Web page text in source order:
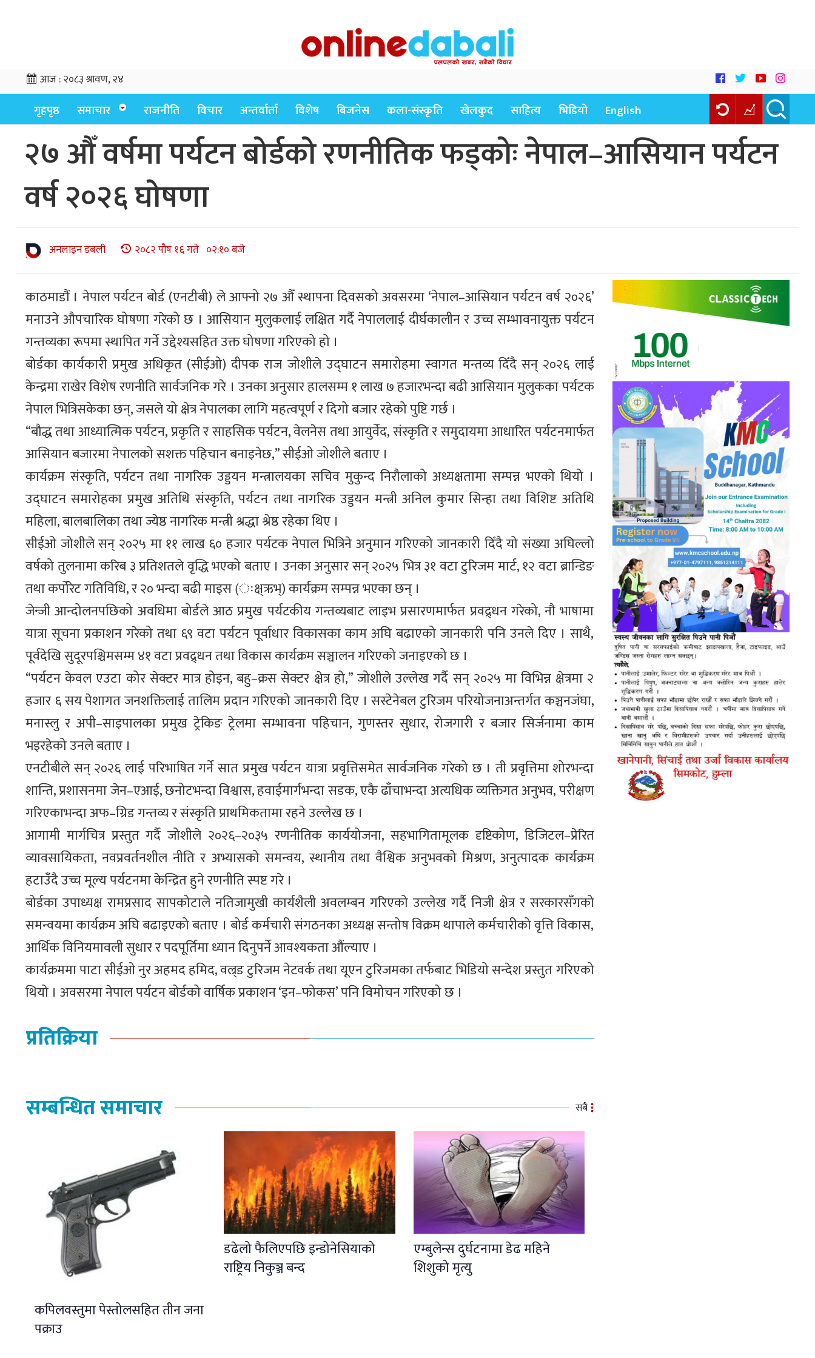
आज :२०८३ श्रावण, २४
गृहपृष्ठ समाचार राजनीति विचार अन्तर्वार्ता विशेष बिजनेस कला-संस्कृति खेलकुद साहित्य भिडियो English
२७ औँ वर्षमा पर्यटन बोर्डको रणनीतिक फड्कोः नेपाल–आसियान पर्यटन
वर्ष २०२६ घोषणा
अनलाइन डबली २०८२ पौष १६ गते ०२:१० बजे
काठमाडौं । नेपाल पर्यटन बोर्ड (एनटीबी) ले आफ्नो २७ औँ स्थापना दिवसको अवसरमा ‘नेपाल–आसियान पर्यटन वर्ष २०२६’
मनाउने औपचारिक घोषणा गरेको छ । आसियान मुलुकलाई लक्षित गर्दै नेपाललाई दीर्घकालीन र उच्च सम्भावनायुक्त पर्यटन
गन्तव्यका रूपमा स्थापित गर्ने उद्देश्यसहित उक्त घोषणा गरिएको हो ।
बोर्डका कार्यकारी प्रमुख अधिकृत (सीईओ) दीपक राज जोशीले उद्घाटन समारोहमा स्वागत मन्तव्य दिँदै सन् २०२६ लाई
केन्द्रमा राखेर विशेष रणनीति सार्वजनिक गरे । उनका अनुसार हालसम्म १ लाख ७ हजारभन्दा बढी आसियान मुलुकका पर्यटक
नेपाल भित्रिसकेका छन्, जसले यो क्षेत्र नेपालका लागि महत्वपूर्ण र दिगो बजार रहेको पुष्टि गर्छ ।
“बौद्ध तथा आध्यात्मिक पर्यटन, प्रकृति र साहसिक पर्यटन, वेलनेस तथा आयुर्वेद, संस्कृति र समुदायमा आधारित पर्यटनमार्फत
आसियान बजारमा नेपालको सशक्त पहिचान बनाइनेछ,” सीईओ जोशीले बताए ।
कार्यक्रम संस्कृति, पर्यटन तथा नागरिक उड्डयन मन्त्रालयका सचिव मुकुन्द निरौलाको अध्यक्षतामा सम्पन्न भएको थियो ।
उद्घाटन समारोहका प्रमुख अतिथि संस्कृति, पर्यटन तथा नागरिक उड्डयन मन्त्री अनिल कुमार सिन्हा तथा विशिष्ट अतिथि
महिला, बालबालिका तथा ज्येष्ठ नागरिक मन्त्री श्रद्धा श्रेष्ठ रहेका थिए ।
सीईओ जोशीले सन् २०२५ मा ११ लाख ६० हजार पर्यटक नेपाल भित्रिने अनुमान गरिएको जानकारी दिँदै यो संख्या अघिल्लो
वर्षको तुलनामा करिब ३ प्रतिशतले वृद्धि भएको बताए । उनका अनुसार सन् २०२५ भित्र ३१ वटा टुरिजम मार्ट, १२ वटा ब्रान्डिङ
तथा कर्पोरेट गतिविधि, र २० भन्दा बढी माइस (ःक्ष्ऋभ्) कार्यक्रम सम्पन्न भएका छन् ।
जेन्जी आन्दोलनपछिको अवधिमा बोर्डले आठ प्रमुख पर्यटकीय गन्तव्यबाट लाइभ प्रसारणमार्फत प्रवद्र्धन गरेको, नौ भाषामा
यात्रा सूचना प्रकाशन गरेको तथा ६९ वटा पर्यटन पूर्वाधार विकासका काम अघि बढाएको जानकारी पनि उनले दिए । साथै,
पूर्वदेखि सुदूरपश्चिमसम्म ४१ वटा प्रवद्र्धन तथा विकास कार्यक्रम सञ्चालन गरिएको जनाइएको छ ।
“पर्यटन केवल एउटा कोर सेक्टर मात्र होइन, बहु–क्रस सेक्टर क्षेत्र हो,” जोशीले उल्लेख गर्दै सन् २०२५ मा विभिन्न क्षेत्रमा २
हजार ६ सय पेशागत जनशक्तिलाई तालिम प्रदान गरिएको जानकारी दिए । सस्टेनेबल टुरिजम परियोजनाअन्तर्गत कञ्चनजंघा,
मनास्लु र अपी–साइपालका प्रमुख ट्रेकिङ ट्रेलमा सम्भावना पहिचान, गुणस्तर सुधार, रोजगारी र बजार सिर्जनामा काम
भइरहेको उनले बताए ।
एनटीबीले सन् २०२६ लाई परिभाषित गर्ने सात प्रमुख पर्यटन यात्रा प्रवृत्तिसमेत सार्वजनिक गरेको छ । ती प्रवृत्तिमा शोरभन्दा
शान्ति, प्रशासनमा जेन–एआई, छनोटभन्दा विश्वास, हवाईमार्गभन्दा सडक, एकै ढाँचाभन्दा अत्यधिक व्यक्तिगत अनुभव, परीक्षण
गरिएकाभन्दा अफ–ग्रिड गन्तव्य र संस्कृति प्राथमिकतामा रहने उल्लेख छ ।
आगामी मार्गचित्र प्रस्तुत गर्दै जोशीले २०२६–२०३५ रणनीतिक कार्ययोजना, सहभागितामूलक दृष्टिकोण, डिजिटल–प्रेरित
व्यावसायिकता, नवप्रवर्तनशील नीति र अभ्यासको समन्वय, स्थानीय तथा वैश्विक अनुभवको मिश्रण, अनुत्पादक कार्यक्रम
हटाउँदै उच्च मूल्य पर्यटनमा केन्द्रित हुने रणनीति स्पष्ट गरे ।
बोर्डका उपाध्यक्ष रामप्रसाद सापकोटाले नतिजामुखी कार्यशैली अवलम्बन गरिएको उल्लेख गर्दै निजी क्षेत्र र सरकारसँगको
समन्वयमा कार्यक्रम अघि बढाइएको बताए । बोर्ड कर्मचारी संगठनका अध्यक्ष सन्तोष विक्रम थापाले कर्मचारीको वृत्ति विकास,
आर्थिक विनियमावली सुधार र पदपूर्तिमा ध्यान दिनुपर्ने आवश्यकता औंल्याए ।
कार्यक्रममा पाटा सीईओ नुर अहमद हमिद, वल्र्ड टुरिजम नेटवर्क तथा यूएन टुरिजमका तर्फबाट भिडियो सन्देश प्रस्तुत गरिएको
थियो । अवसरमा नेपाल पर्यटन बोर्डको वार्षिक प्रकाशन ‘इन–फोकस’ पनि विमोचन गरिएको छ ।
प्रतिक्रिया
सम्बन्धित समाचार सबै
कपिलवस्तुमा पेस्तोलसहित तीन जना
पक्राउ
डढेलो फैलिएपछि इन्डोनेसियाको
राष्ट्रिय निकुञ्ज बन्द
एम्बुलेन्स दुर्घटनामा डेढ महिने
शिशुको मृत्यु